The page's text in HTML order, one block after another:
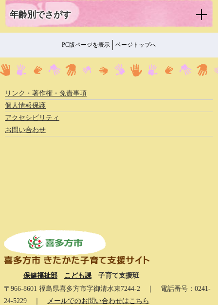
年齢別でさがす
PC版ページを表示 ページトップへ
リンク・著作権・免責事項
個人情報保護
アクセシビリティ
お問い合わせ
保健福祉部 こども課 子育て支援班
〒966-8601 福島県喜多方市字御清水東7244-2 ｜ 電話番号：0241-
24-5229 ｜
メールでのお問い合わせはこちら